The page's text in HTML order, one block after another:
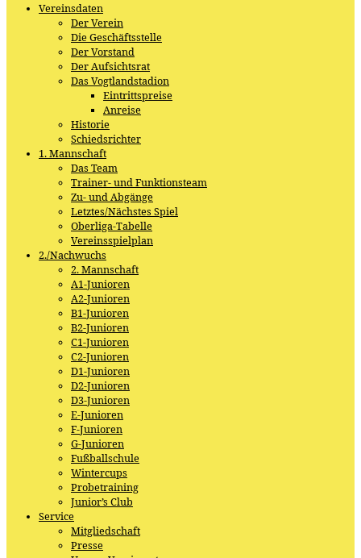
Vereinsdaten
Der Verein
Die Geschäftsstelle
Der Vorstand
Der Aufsichtsrat
Das Vogtlandstadion
Eintrittspreise
Anreise
Historie
Schiedsrichter
1. Mannschaft
Das Team
Trainer- und Funktionsteam
Zu- und Abgänge
Letztes/Nächstes Spiel
Oberliga-Tabelle
Vereinsspielplan
2./Nachwuchs
2. Mannschaft
A1-Junioren
A2-Junioren
B1-Junioren
B2-Junioren
C1-Junioren
C2-Junioren
D1-Junioren
D2-Junioren
D3-Junioren
E-Junioren
F-Junioren
G-Junioren
Fußballschule
Wintercups
Probetraining
Junior’s Club
Service
Mitgliedschaft
Presse